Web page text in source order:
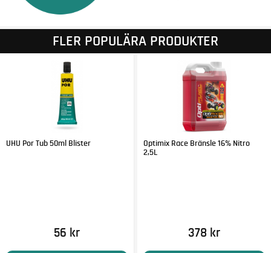
FLER POPULÄRA PRODUKTER
UHU Por Tub 50ml Blister
56 kr
Optimix Race Bränsle 16% Nitro
2,5L
378 kr